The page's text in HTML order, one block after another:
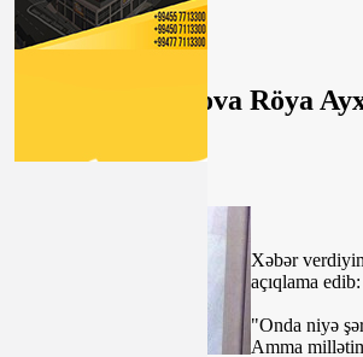
Brilliant Dadaşova Röya
3-12-2019, 14:32
Xəbər
açıqlama edib:
"Onda niyə
Amma